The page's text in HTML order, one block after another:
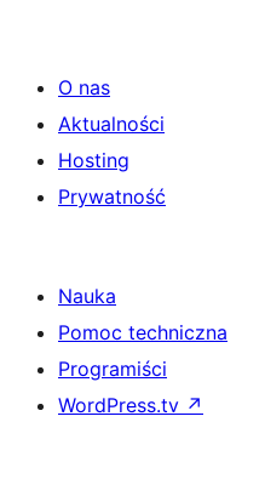
O nas
Aktualności
Hosting
Prywatność
Nauka
Pomoc techniczna
Programiści
WordPress.tv ↗